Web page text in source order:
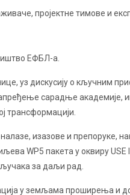
пројектне тимове и
ЕФБЛ-а.
уз дискусију о кључним
сарадње академије,
трансформацији.
изазове и препоруке,
WP5 пакета у оквиру USE
за даљи рад.
у земљама проширења и